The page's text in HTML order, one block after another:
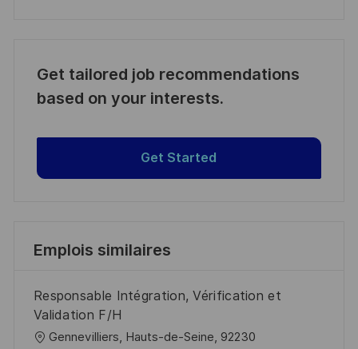
Get tailored job recommendations
based on your interests.
Get Started
Emplois similaires
Responsable Intégration, Vérification et
Validation F/H
Gennevilliers, Hauts-de-Seine, 92230